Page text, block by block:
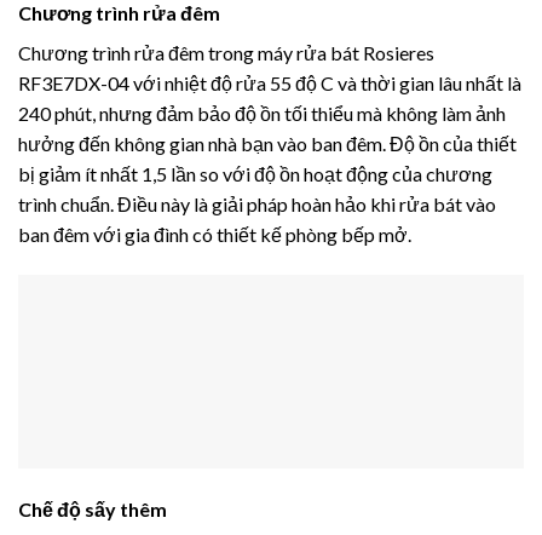
Chương trình rửa đêm
Chương trình rửa đêm trong máy rửa bát Rosieres
RF3E7DX-04 với nhiệt độ rửa 55 độ C và thời gian lâu nhất là
240 phút, nhưng đảm bảo độ ồn tối thiểu mà không làm ảnh
hưởng đến không gian nhà bạn vào ban đêm. Độ ồn của thiết
bị giảm ít nhất 1,5 lần so với độ ồn hoạt động của chương
trình chuẩn. Điều này là giải pháp hoàn hảo khi rửa bát vào
ban đêm với gia đình có thiết kế phòng bếp mở.
Chế độ sấy thêm